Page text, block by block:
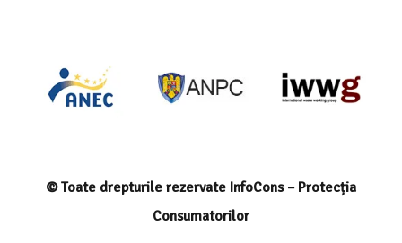
© Toate drepturile rezervate InfoCons – Protecția
Consumatorilor